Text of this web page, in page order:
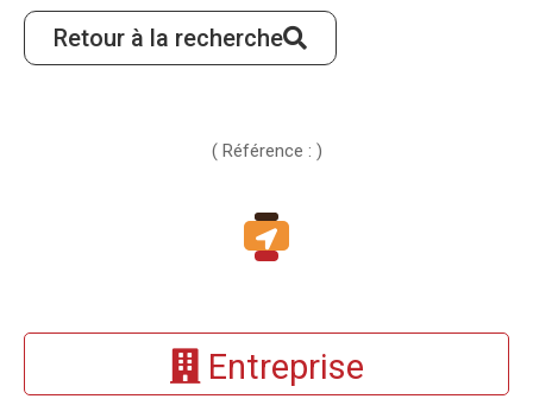
Retour à la recherche
( Référence : )
Entreprise